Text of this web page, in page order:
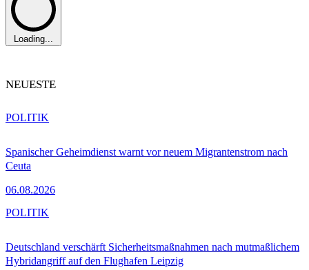
Loading...
NEUESTE
Spanischer Geheimdienst warnt vor neuem Migrantenstrom nach
Ceuta
06.08.2026
POLITIK
Deutschland verschärft Sicherheitsmaßnahmen nach mutmaßlichem
Hybridangriff auf den Flughafen Leipzig
POLITIK